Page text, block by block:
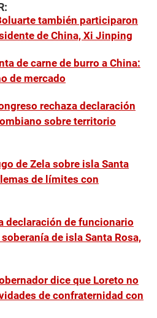
también participaron
de China, Xi Jinping
de carne de burro a China:
de mercado
rechaza declaración
sobre territorio
de Zela sobre isla Santa
de límites con
declaración de funcionario
de isla Santa Rosa,
dice que Loreto no
de confraternidad con